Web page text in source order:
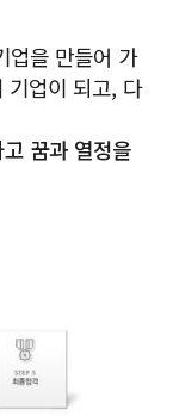
업을 만들어 가
기업이 되고, 다
꿈과 열정을